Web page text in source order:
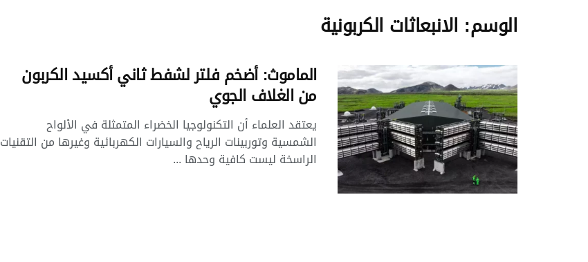
الوسم: الانبعاثات الكربونية
الماموث: أضخم فلتر لشفط ثاني أكسيد الكربون
من الغلاف الجوي
يعتقد العلماء أن التكنولوجيا الخضراء المتمثلة في الألواح
الشمسية وتوربينات الرياح والسيارات الكهربائية وغيرها من التقنيات
الراسخة ليست كافية وحدها ...